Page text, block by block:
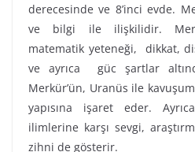
derecesinde ve 8’inci evde.
ve bilgi ile ilişkilidir.
matematik yeteneği, dikkat,
ve ayrıca güc şartlar
Merkür’ün, Uranüs ile
yapısına işaret eder.
ilimlerine karşı sevgi,
zihni de gösterir.